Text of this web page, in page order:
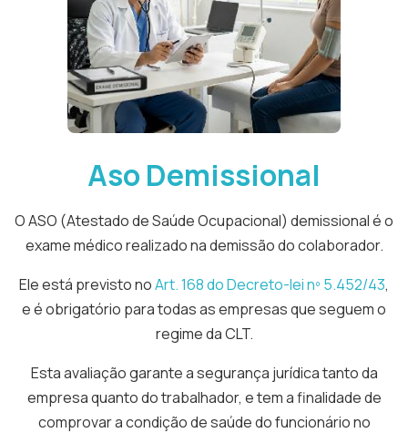
Aso Demissional
O ASO (Atestado de Saúde Ocupacional) demissional é o
exame médico realizado na demissão do colaborador.
Ele está previsto noArt. 168 do Decreto-lei nº 5.452/43,
e é obrigatório para todas as empresas que seguem o
regime da CLT.
Esta avaliação garante a segurança jurídica tanto da
empresa quanto do trabalhador, e tem a finalidade de
comprovar a condição de saúde do funcionário no